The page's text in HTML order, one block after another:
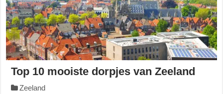
Top 10 mooiste dorpjes van Zeeland
Zeeland